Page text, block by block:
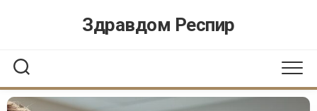
Здравдом Респир